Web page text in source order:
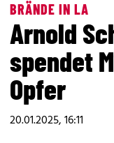
BRÄNDE IN LA
Arnold
spendet
Opfer
20.01.2025, 16:11